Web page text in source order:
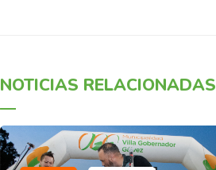
NOTICIAS RELACIONADAS